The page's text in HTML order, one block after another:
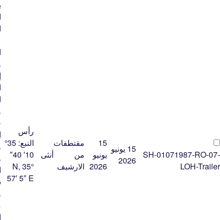
SH-01071987-RO-07-
LOH-Trailer
15 يونيو
2026
15
يونيو
2026
مقتطفات
من
الارشيف
أنثى
رأس
النبع:
35°
10′ 40″
N, 35°
57′ 5″ E